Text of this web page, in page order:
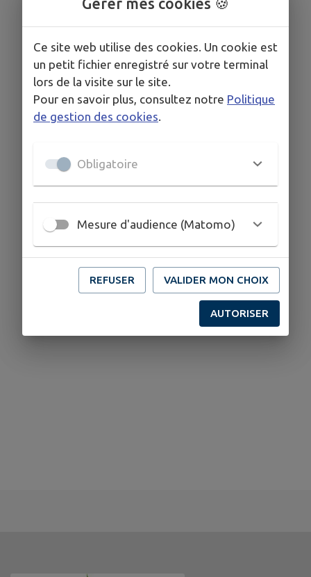
Ce site web utilise des cookies. Un cookie est
un petit fichier enregistré sur votre terminal
lors de la visite sur le site.
Pour en savoir plus, consultez notre Politique
de gestion des cookies
Obligatoire
Mesure d'audience (Matomo)
REFUSER VALIDER MON CHOIX
AUTORISER